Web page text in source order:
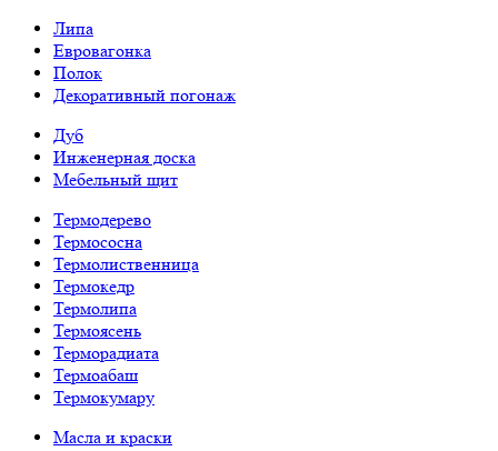
Липа
Евровагонка
Полок
Декоративный погонаж
Дуб
Инженерная доска
Мебельный щит
Термодерево
Термососна
Термолиственница
Термокедр
Термолипа
Термоясень
Терморадиата
Термоабаш
Термокумару
Масла и краски